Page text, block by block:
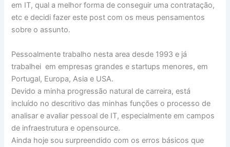
em IT, qual a melhor forma de conseguir uma contratação,
etc e decidi fazer este post com os meus pensamentos
sobre o assunto.
Pessoalmente trabalho nesta area desde 1993 e já
trabalhei em empresas grandes e startups menores, em
Portugal, Europa, Asia e USA.
Devido a minha progressão natural de carreira, está
incluído no descritivo das minhas funções o processo de
analisar e avaliar pessoal de IT, especialmente em campos
de infraestrutura e opensource.
Ainda hoje sou surpreendido com os erros básicos que